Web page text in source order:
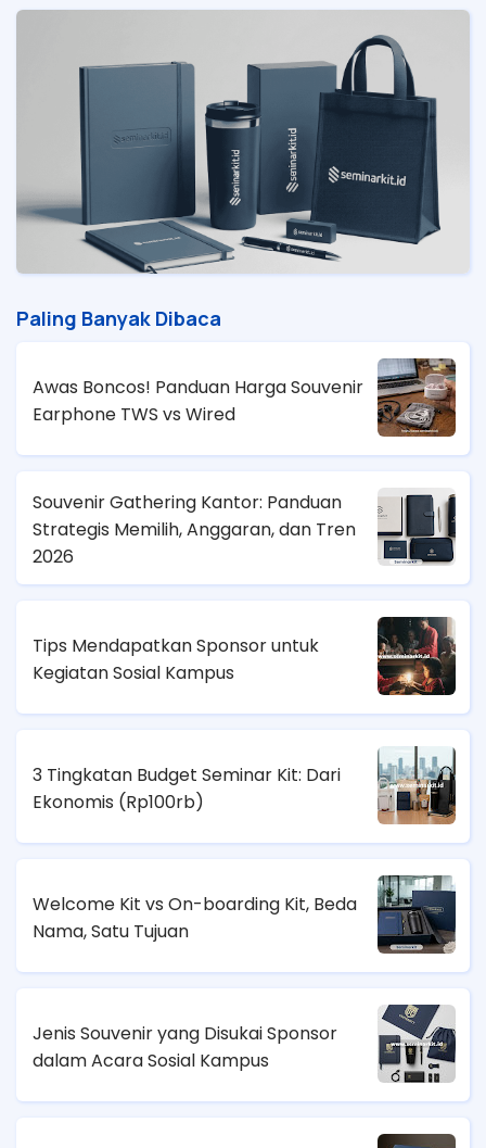
Paling Banyak Dibaca
Awas Boncos! Panduan Harga Souvenir
Earphone TWS vs Wired
Souvenir Gathering Kantor: Panduan
Strategis Memilih, Anggaran, dan Tren
2026
Tips Mendapatkan Sponsor untuk
Kegiatan Sosial Kampus
3 Tingkatan Budget Seminar Kit: Dari
Ekonomis (Rp100rb)
Welcome Kit vs On-boarding Kit, Beda
Nama, Satu Tujuan
Jenis Souvenir yang Disukai Sponsor
dalam Acara Sosial Kampus